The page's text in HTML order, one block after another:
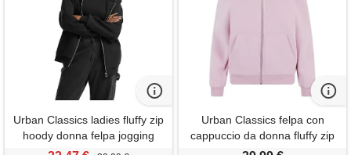
Urban Classics ladies fluffy zip
hoody donna felpa jogging
nero s 70% cotone, 30%
Urban Classics felpa con
cappuccio da donna fluffy zip
hoody, morbida felpa con